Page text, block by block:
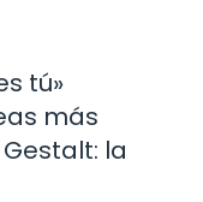
tú»
más
la